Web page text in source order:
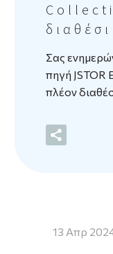
Σας
πηγή JSTOR
πλέον
13 Απρ